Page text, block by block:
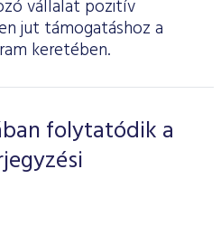
vállalat pozitív
jut támogatáshoz a
keretében.
folytatódik a